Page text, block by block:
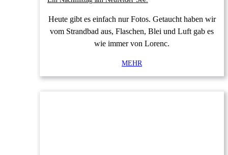
Heute gibt es einfach nur Fotos. Getaucht haben wir
vom Strandbad aus, Flaschen, Blei und Luft gab es
wie immer von Lorenc.
MEHR